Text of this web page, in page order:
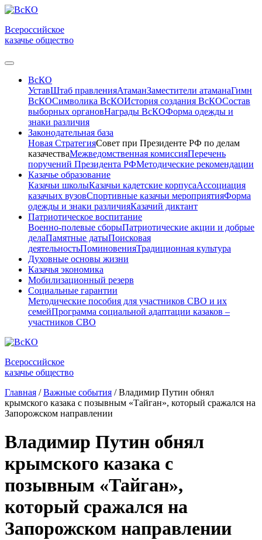
Всероссийское
казачье общество
ВсКО
УставШтаб правленияАтаманЗаместители атаманаГимн
ВсКОСимволика ВсКОИстория создания ВсКОСостав
выборных органовНаграды ВсКОФорма одежды и
знаки различия
Законодательная база
Новая СтратегияСовет при Президенте РФ по делам
казачестваМежведомственная комиссияПеречень
поручений Президента РФМетодические рекомендации
Казачье образование
Казачьи школыКазачьи кадетские корпусаАссоциация
казачьих вузовСпортивные казачьи мероприятияФорма
одежды и знаки различияКазачий диктант
Патриотическое воспитание
Военно-полевые сборыПатриотические акции и добрые
делаПамятные датыПоисковая
деятельностьПоминовенияТрадиционная культура
Духовные основы жизни
Казачья экономика
Мобилизационный резерв
Социальные гарантии
Методические пособия для участников СВО и их
семейПрограмма социальной адаптации казаков –
участников СВО
Всероссийское
казачье общество
Главная / Важные события / Владимир Путин обнял
крымского казака с позывным «Тайган», который сражался на
Запорожском направлении
Владимир Путин обнял
крымского казака с
позывным «Тайган»,
который сражался на
Запорожском направлении